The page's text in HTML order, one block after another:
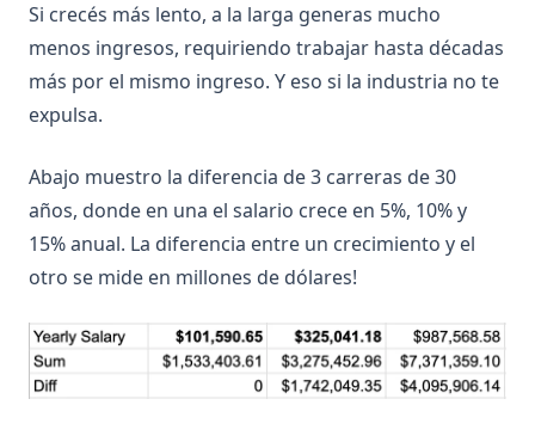
Si crecés más lento, a la larga generas mucho
menos ingresos, requiriendo trabajar hasta décadas
más por el mismo ingreso. Y eso si la industria no te
expulsa.
Abajo muestro la diferencia de 3 carreras de 30
años, donde en una el salario crece en 5%, 10% y
15% anual. La diferencia entre un crecimiento y el
otro se mide en millones de dólares!